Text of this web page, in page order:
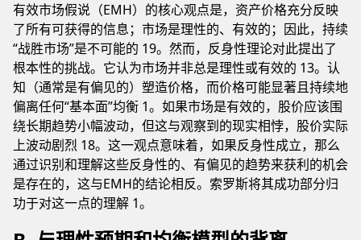
有效市场假说（EMH）的核心观点是，资产价格充分反映
了所有可获得的信息；市场是理性的、有效的；因此，持续
“战胜市场”是不可能的 19。然而，反身性理论对此提出了
根本性的挑战。它认为市场并非总是理性或有效的 13。认
知（通常是有偏见的）塑造价格，而价格可能显著且持续地
偏离任何“基本面”均衡 1。如果市场是有效的，股价应该围
绕长期趋势小幅波动，但这与观察到的现实相悖，股价实际
上波动剧烈 18。这一观点意味着，如果反身性成立，那么
通过识别和理解这些反身性的、有偏见的趋势来获利的机会
是存在的，这与EMH的结论相反。索罗斯将其成功部分归
功于对这一点的理解 1。